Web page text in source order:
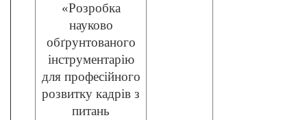
«Розробка
науково
обґрунтованого
інструментарію
для професійного
розвитку кадрів з
питань